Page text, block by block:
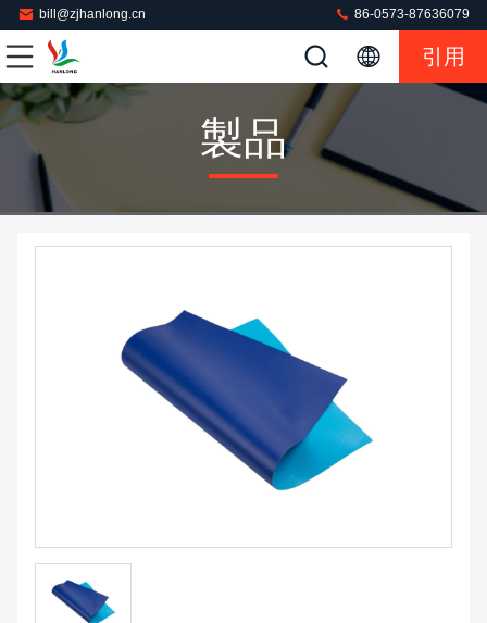
bill@zjhanlong.cn 86-0573-87636079
引用
製品